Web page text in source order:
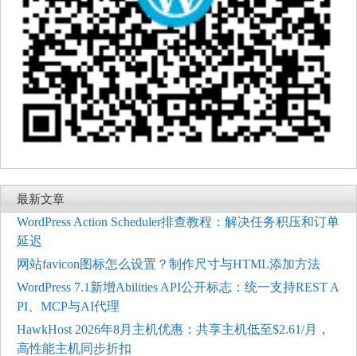
最新文章
WordPress Action Scheduler排查教程：解决任务积压和订单
延迟
网站favicon图标怎么设置？制作尺寸与HTML添加方法
WordPress 7.1新增Abilities API公开标志：统一支持REST A
PI、MCP与AI代理
HawkHost 2026年8月主机优惠：共享主机低至$2.61/月，
高性能主机同步折扣